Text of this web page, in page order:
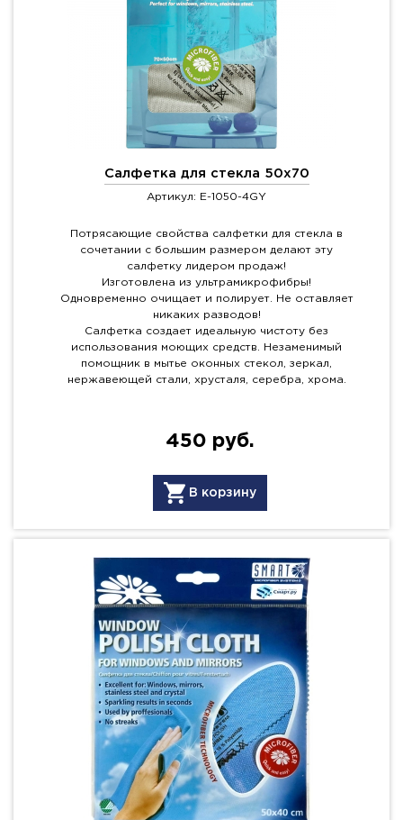
Салфетка для стекла 50x70
Артикул: E-1050-4GY
Потрясающие свойства салфетки для стекла в
сочетании с большим размером делают эту
салфетку лидером продаж!
Изготовлена из ультрамикрофибры!
Одновременно очищает и полирует. Не оставляет
никаких разводов!
Салфетка создает идеальную чистоту без
использования моющих средств. Незаменимый
помощник в мытье оконных стекол, зеркал,
нержавеющей стали, хрусталя, серебра, хрома.
450 руб.
В корзину